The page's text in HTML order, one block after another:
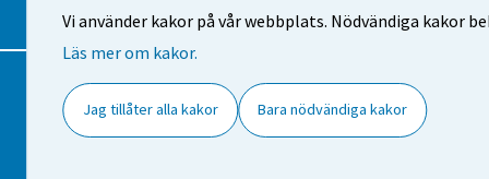
Vi använder kakor på vår webbplats. Nödvändiga kakor
Läs mer om kakor.
Jag tillåter alla kakor Bara nödvändiga kakor
Kontaktinformation Respons